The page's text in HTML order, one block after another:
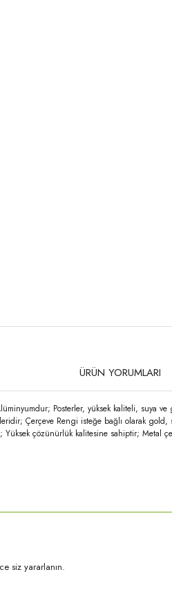
ÜRÜN YORUMLARI
Posterler, yüksek kaliteli, suya
Çerçeve Rengi isteğe bağlı olarak gold,
Yüksek çözünürlük kalitesine sahiptir;
siz yararlanın.